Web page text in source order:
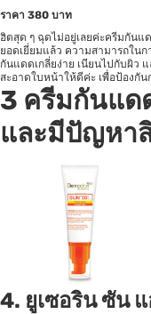
ราคา 380 บาท
ฮิตสุด ๆ ฉุดไม่อยู่เลยค่ะครีมกัน
ยอดเยี่ยมแล้ว ความสามารถใน
กันแดดเกลี่ยง่าย เนียนไปกับผิว
สะอาดใบหน้าให้ดีค่ะ เพื่อป้องกั
3 ครีมกันแด
และมีปัญหา
4. ยูเซอริน ซัน